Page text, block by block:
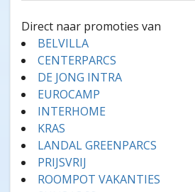
Direct naar promoties van
BELVILLA
CENTERPARCS
DE JONG INTRA
EUROCAMP
INTERHOME
KRAS
LANDAL GREENPARCS
PRIJSVRIJ
ROOMPOT VAKANTIES